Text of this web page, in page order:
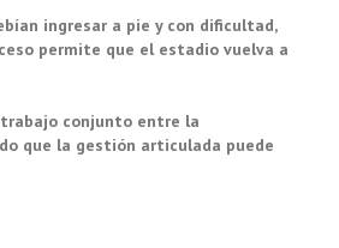
ingresar a pie y con dificultad,
permite que el estadio vuelva a
conjunto entre la
que la gestión articulada puede